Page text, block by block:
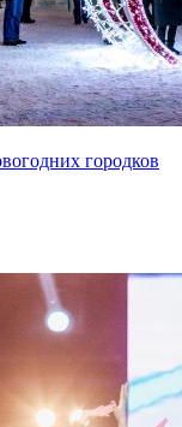
городков